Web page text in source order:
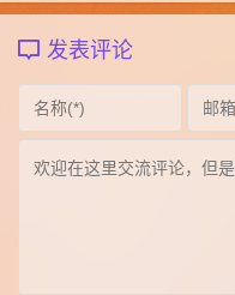
发表评论